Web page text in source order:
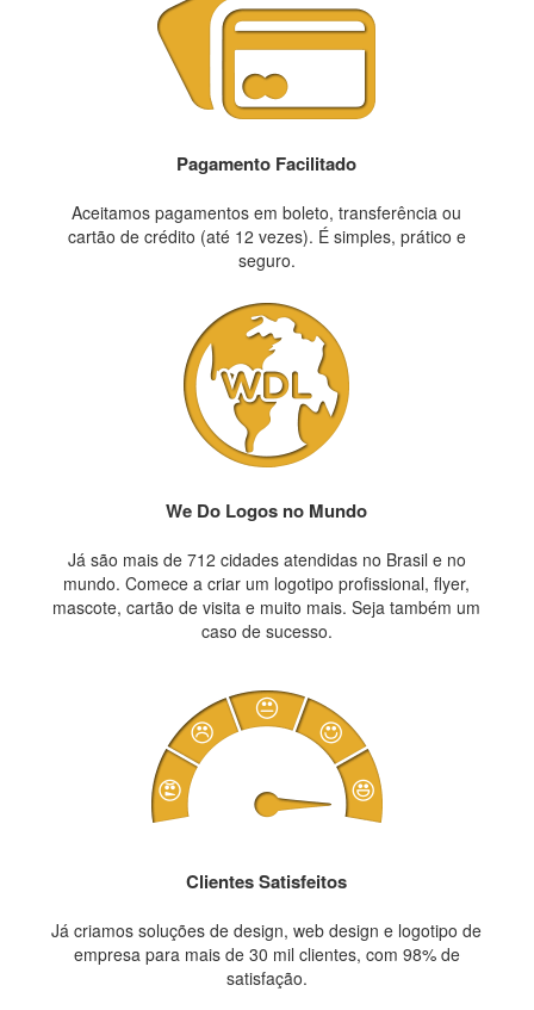
Pagamento Facilitado
Aceitamos pagamentos em boleto, transferência ou
cartão de crédito (até 12 vezes). É simples, prático e
seguro.
We Do Logos no Mundo
Já são mais de 712 cidades atendidas no Brasil e no
mundo. Comece a criar um logotipo profissional, flyer,
mascote, cartão de visita e muito mais. Seja também um
caso de sucesso.
Clientes Satisfeitos
Já criamos soluções de design, web design e logotipo de
empresa para mais de 30 mil clientes, com 98% de
satisfação.